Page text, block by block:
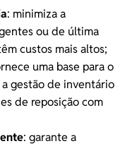
: minimiza a
ou de última
custos mais altos;
uma base para o
gestão de inventário
de reposição com
: garante a